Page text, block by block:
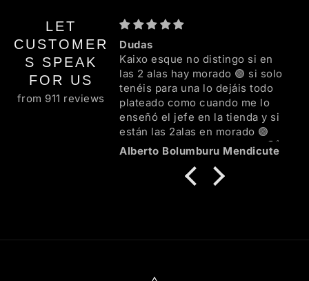
LET
CUSTOMER
S SPEAK
FOR US
from 911 reviews
Dudas
Kaixo esque no distingo si en
las 2 alas hay morado 🟣 si solo
tenéis para una lo dejáis todo
plateado como cuando me lo
enseñó el jefe en la tienda y si
están las 2alas en morado 🟣
mejor mil ezker familia 💜🖤🌈👍
Alberto Bolumburu Mendicute